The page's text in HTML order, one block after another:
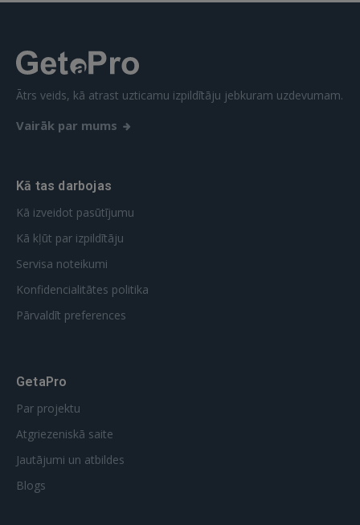
 Sign in with Apple
Ātrs veids, kā atrast uzticamu izpildītāju jebkuram uzdevumam.
Vairāk par mums
Kā tas darbojas
Kā izveidot pasūtījumu
Kā kļūt par izpildītāju
Servisa noteikumi
Konfidencialitātes politika
Pārvaldīt preferences
GetaPro
Par projektu
Atgriezeniskā saite
Jautājumi un atbildes
Blogs